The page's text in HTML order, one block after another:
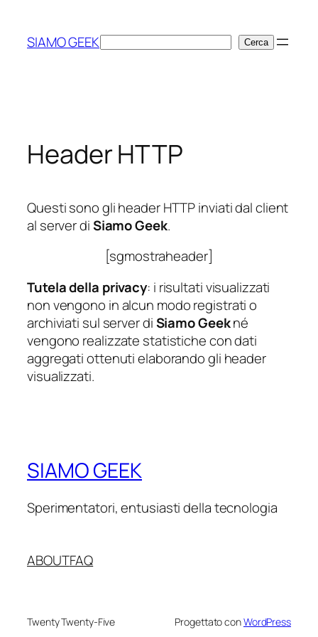
contenuto
SIAMO GEEKCerca Cerca
Header HTTP
Questi sono gli header HTTP inviati dal client
al server diSiamo Geek.
[sgmostraheader]
Tutela della privacy: i risultati visualizzati
non vengono in alcun modo registrati o
archiviati sul server diSiamo Geekné
vengono realizzate statistiche con dati
aggregati ottenuti elaborando gli header
visualizzati.
SIAMO GEEK
Sperimentatori, entusiasti della tecnologia
ABOUTFAQ
Twenty Twenty-Five Progettato conWordPress